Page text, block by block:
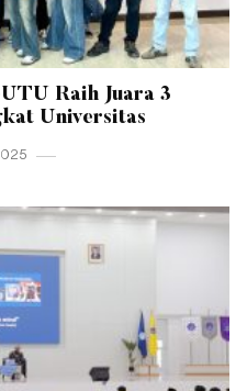
Raih Juara 3
Universitas